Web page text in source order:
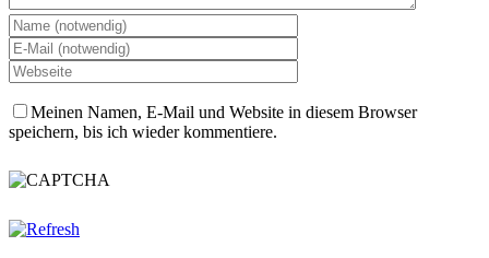
Meinen Namen, E-Mail und Website in diesem Browser
speichern, bis ich wieder kommentiere.